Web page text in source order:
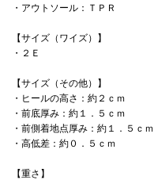
・アウトソール：ＴＰＲ
【サイズ（ワイズ）】
・２Ｅ
【サイズ（その他）】
・ヒールの高さ：約２ｃｍ
・前底厚み：約１．５ｃｍ
・前側着地点厚み：約１．５ｃｍ
・高低差：約０．５ｃｍ
【重さ】